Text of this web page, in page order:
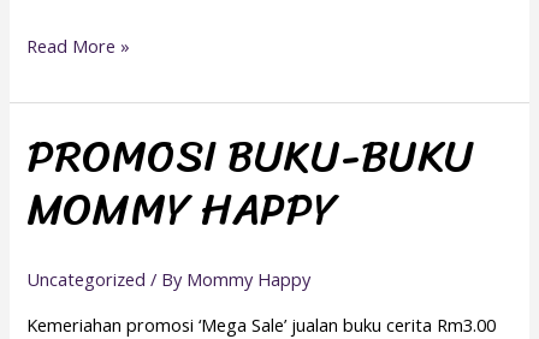
Read More »
PROMOSI BUKU-BUKU
MOMMY HAPPY
Uncategorized / By Mommy Happy
Kemeriahan promosi ‘Mega Sale’ jualan buku cerita Rm3.00
PROMOSI
BUKU-
BUKU
HAPPY